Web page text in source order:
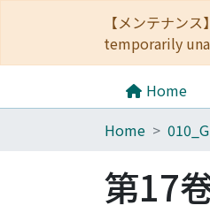
【メンテナン
temporarily
Home
Home
第17